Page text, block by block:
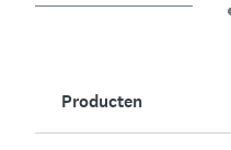
Producten